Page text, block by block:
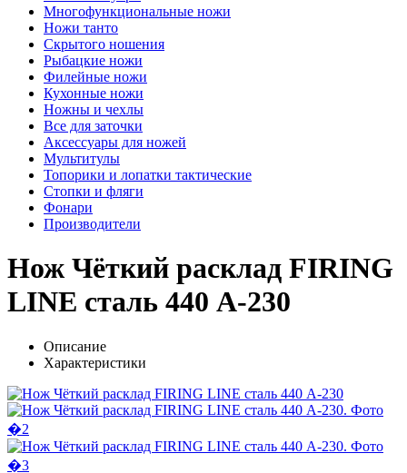
Многофункциональные ножи
Ножи танто
Скрытого ношения
Рыбацкие ножи
Филейные ножи
Кухонные ножи
Ножны и чехлы
Все для заточки
Аксессуары для ножей
Мультитулы
Топорики и лопатки тактические
Стопки и фляги
Фонари
Производители
Нож Чёткий расклад FIRING
LINE сталь 440 A-230
Описание
Характеристики